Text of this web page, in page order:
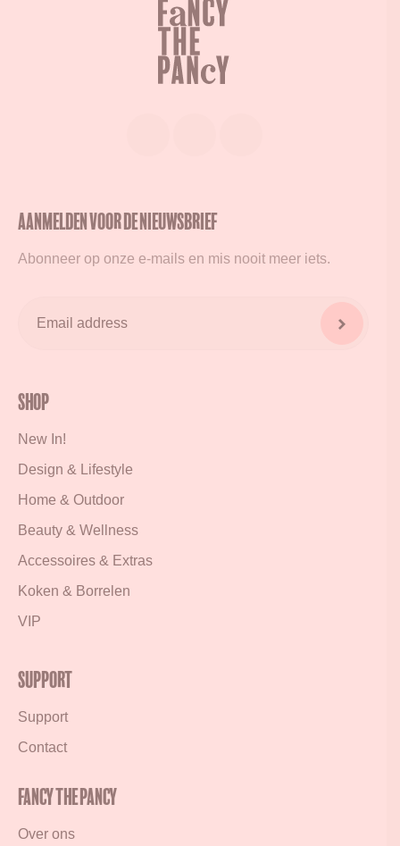
Aanmelden voor de nieuwsbrief
Abonneer op onze e-mails en mis nooit meer iets.
Shop
New In!
Design & Lifestyle
Home & Outdoor
Beauty & Wellness
Accessoires & Extras
Koken & Borrelen
VIP
Support
Support
Contact
Fancy the Pancy
Over ons